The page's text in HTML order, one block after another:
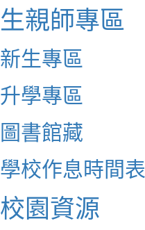
生親師專區
新生專區
升學專區
圖書館藏
學校作息時間表
校園資源